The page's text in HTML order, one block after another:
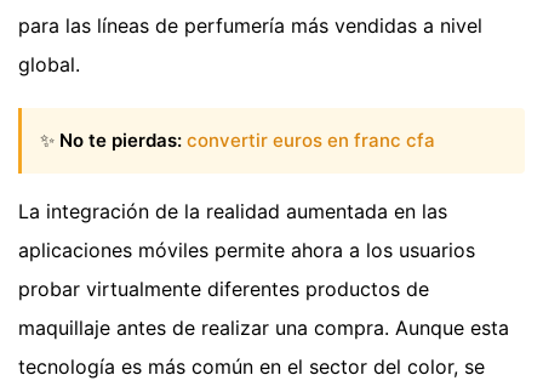
para las líneas de perfumería más vendidas a nivel
global.
✨ No te pierdas: convertir euros en franc cfa
La integración de la realidad aumentada en las
aplicaciones móviles permite ahora a los usuarios
probar virtualmente diferentes productos de
maquillaje antes de realizar una compra. Aunque esta
tecnología es más común en el sector del color, se